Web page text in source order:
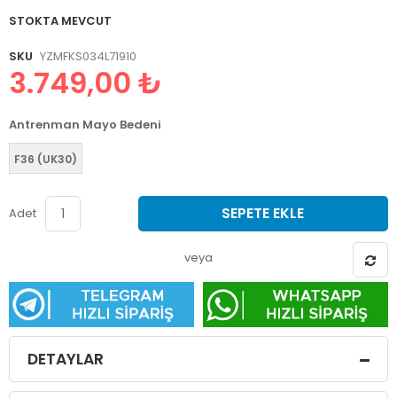
STOKTA MEVCUT
SKU YZMFKS034L71910
3.749,00 ₺
Antrenman Mayo Bedeni
F36 (UK30)
Adet SEPETE EKLE
veya
başlangıcına
DETAYLAR